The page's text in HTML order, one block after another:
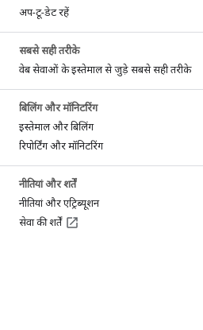
अप-टू-डेट रहें
सबसे सही तरीके
वेब सेवाओं के इस्तेमाल से जुड़े सबसे सही तरीके
बिलिंग और मॉनिटरिंग
इस्तेमाल और बिलिंग
रिपोर्टिंग और मॉनिटरिंग
नीतियां और शर्तें
नीतियां और एट्रिब्यूशन
सेवा की शर्तें